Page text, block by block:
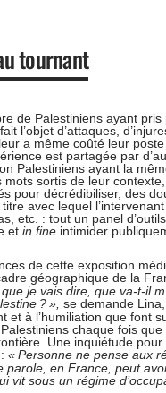
tournant
de Palestiniens ayant pris
l’objet d’attaques,
a même coûté leur
est partagée par
Palestiniens ayant la
mots sortis de leur
pour décrédibiliser, des
titre avec lequel
etc. : tout un panel
etin fine intimider
de cette exposition
géographique de la
je vais dire, que va-t-il
? », se demande
et à l’humiliation que font
chaque fois
Une inquiétude pour
:« Personne ne pense aux
parole, en France, peut
vit sous un régime